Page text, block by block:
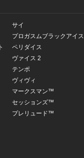
サイ
プロガスムブラックアイス
ペリダイス
ヴァイス 2
テンポ
ヴィヴィ
マークスマン™
セッションズ™
プレリュード™